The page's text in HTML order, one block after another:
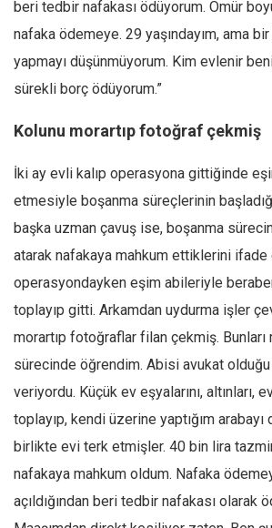
beri tedbir nafakası ödüyorum. Ömür
nafaka ödemeye. 29 yaşındayım, ama
yapmayı düşünmüyorum. Kim evlenir
sürekli borç ödüyorum.”
Kolunu morartıp fotoğraf çekmiş
İki ay evli kalıp operasyona gittiğinde
etmesiyle boşanma süreçlerinin
başka uzman çavuş ise, boşanma
atarak nafakaya mahkum ettiklerini ifade
operasyondayken eşim abileriyle
toplayıp gitti. Arkamdan uydurma işler
morartıp fotoğraflar filan çekmiş. Bunları
sürecinde öğrendim. Abisi avukat olduğu
veriyordu. Küçük ev eşyalarını, altınları,
toplayıp, kendi üzerine yaptığım arabayı
birlikte evi terk etmişler. 40 bin lira
nafakaya mahkum oldum. Nafaka
açıldığından beri tedbir nafakası olarak